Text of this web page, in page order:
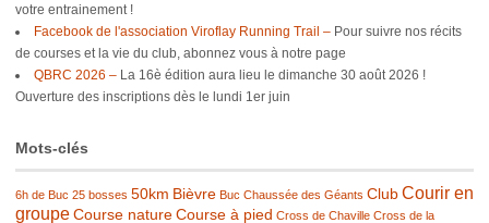
votre entrainement !
Facebook de l'association Viroflay Running Trail – Pour suivre nos récits
de courses et la vie du club, abonnez vous à notre page
QBRC 2026 – La 16è édition aura lieu le dimanche 30 août 2026 !
Ouverture des inscriptions dès le lundi 1er juin
Mots-clés
6h de Buc 25 bosses 50km Bièvre Buc Chaussée des Géants ClubCourir en
groupeCourse natureCourse à pied Cross de Chaville Cross de la